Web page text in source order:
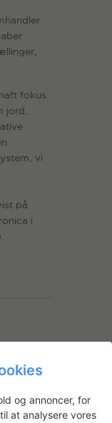
fokus
jord,
vi
på
i
og annoncer, for
at analysere vores